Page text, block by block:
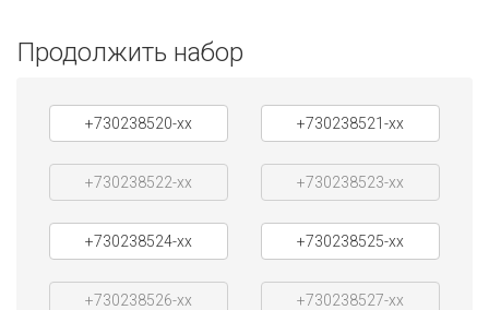
Продолжить набор
+730238520-xx +730238521-xx
+730238522-xx +730238523-xx
+730238524-xx +730238525-xx
+730238526-xx +730238527-xx